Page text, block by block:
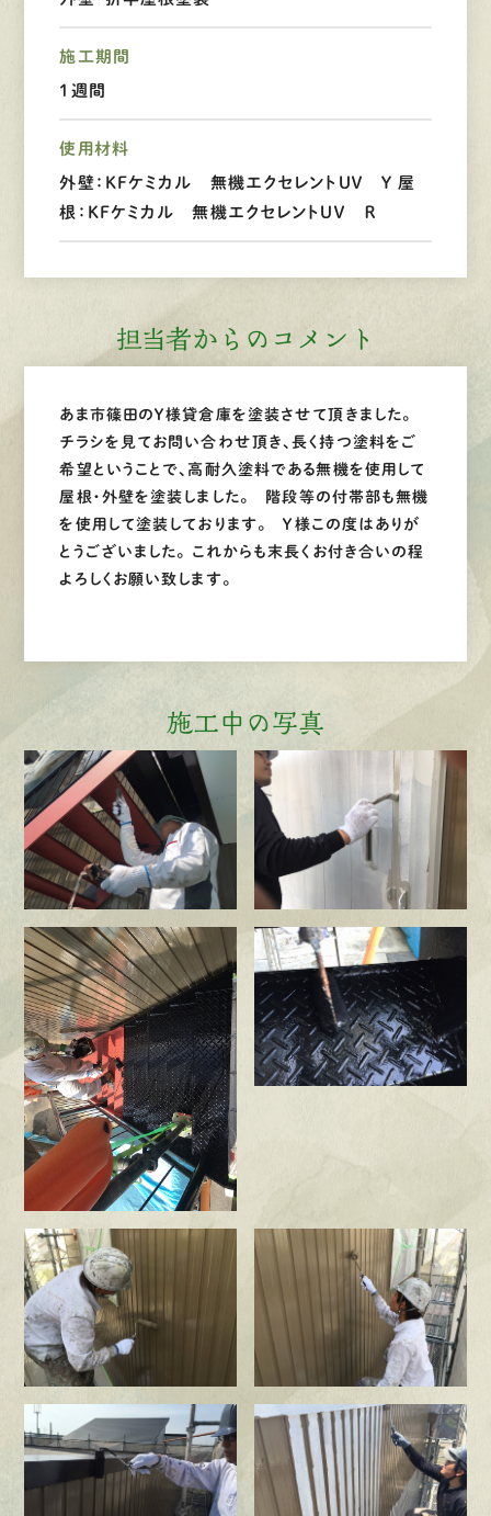
Web
施工期間
1週間
使用材料
外壁：KFケミカル 無機エクセレントＵＶ Ｙ 屋
根：KFケミカル 無機エクセレントＵＶ Ｒ
担当者からのコメント
あま市篠田のＹ様貸倉庫を塗装させて頂きました。
チラシを見てお問い合わせ頂き、長く持つ塗料をご
希望ということで、高耐久塗料である無機を使用して
屋根・外壁を塗装しました。 階段等の付帯部も無機
を使用して塗装しております。 Ｙ様この度はありが
とうございました。 これからも末長くお付き合いの程
よろしくお願い致します。
施工中の写真